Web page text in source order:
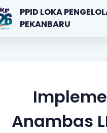
PPID LOKA
PEKANBARU
Anambas